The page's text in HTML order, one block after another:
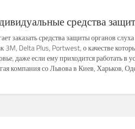
средства
заказать средства защиты органов
3M, Delta Plus, Portwest, о качестве
даже если ему приходится работать
компания со Львова в Киев, Харьков,